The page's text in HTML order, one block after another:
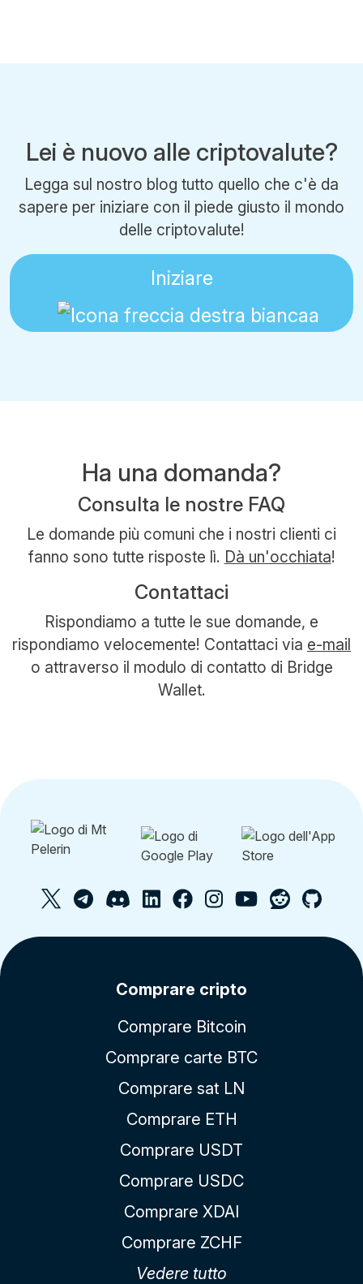
Lei è nuovo alle criptovalute?
Legga sul nostro blog tutto quello che c'è da
sapere per iniziare con il piede giusto il mondo
delle criptovalute!
Iniziare
Ha una domanda?
Consulta le nostre FAQ
Le domande più comuni che i nostri clienti ci
fanno sono tutte risposte lì. Dà un'occhiata!
Contattaci
Rispondiamo a tutte le sue domande, e
rispondiamo velocemente! Contattaci via e-mail
o attraverso il modulo di contatto di Bridge
Wallet.
Comprare cripto
Comprare Bitcoin
Comprare carte BTC
Comprare sat LN
Comprare ETH
Comprare USDT
Comprare USDC
Comprare XDAI
Comprare ZCHF
Vedere tutto